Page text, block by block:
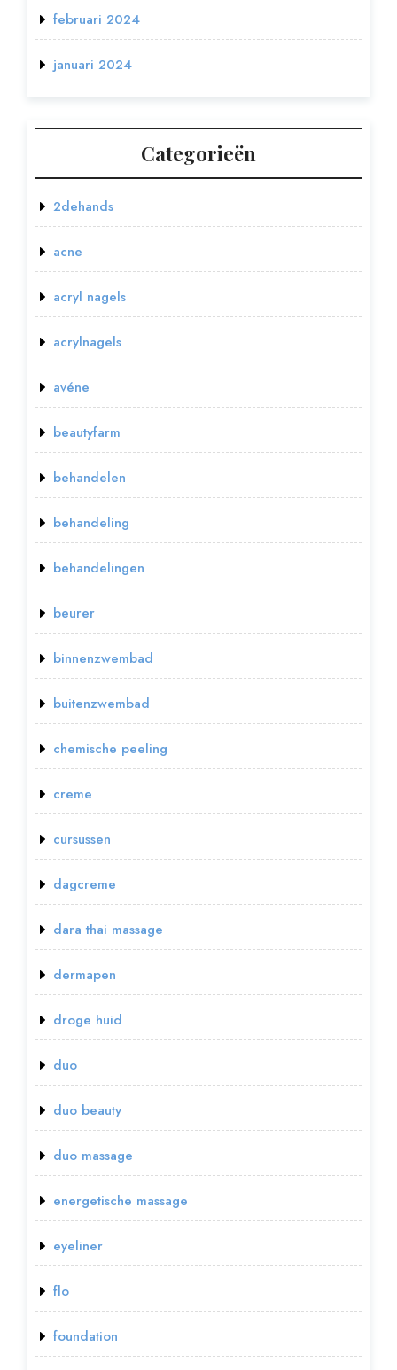
februari 2024
januari 2024
Categorieën
2dehands
acne
acryl nagels
acrylnagels
avéne
beautyfarm
behandelen
behandeling
behandelingen
beurer
binnenzwembad
buitenzwembad
chemische peeling
creme
cursussen
dagcreme
dara thai massage
dermapen
droge huid
duo
duo beauty
duo massage
energetische massage
eyeliner
flo
foundation